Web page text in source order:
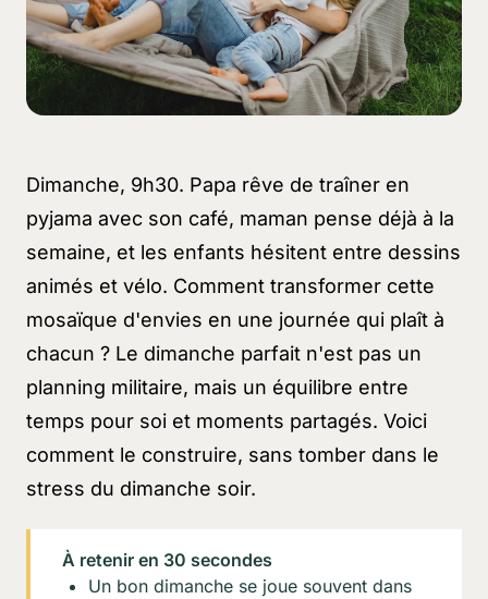
Dimanche, 9h30. Papa rêve de traîner en
pyjama avec son café, maman pense déjà à la
semaine, et les enfants hésitent entre dessins
animés et vélo. Comment transformer cette
mosaïque d'envies en une journée qui plaît à
chacun ? Le dimanche parfait n'est pas un
planning militaire, mais un équilibre entre
temps pour soi et moments partagés. Voici
comment le construire, sans tomber dans le
stress du dimanche soir.
À retenir en 30 secondes
Un bon dimanche se joue souvent dans